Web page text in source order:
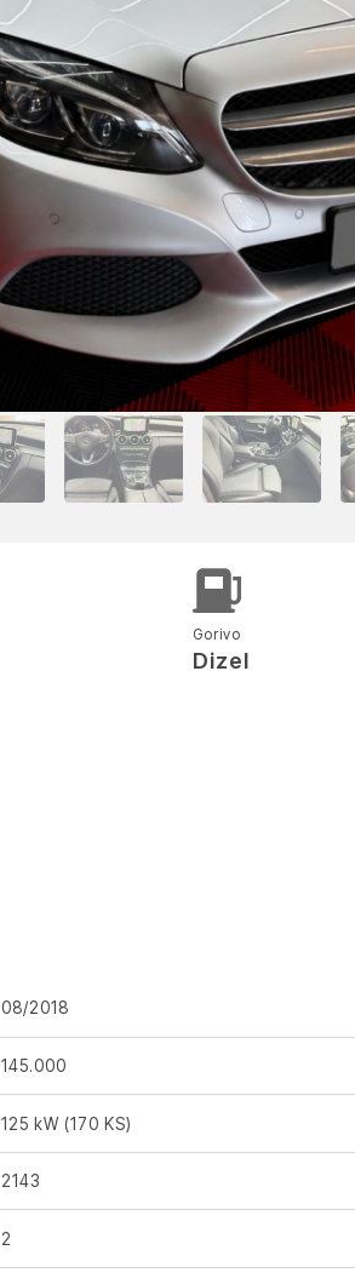
Gorivo
Dizel
08/2018
145.000
125 kW (170 KS)
2143
2